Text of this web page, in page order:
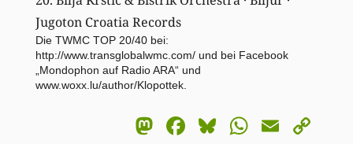
Jugoton Croatia Records
Die TWMC TOP 20/40 bei:
http://www.transglobalwmc.com/und bei Facebook
„Mondophon auf Radio ARA“und
www.woxx.lu/author/Klopottek.
Mastodon
Facebook
BlueskyEmail